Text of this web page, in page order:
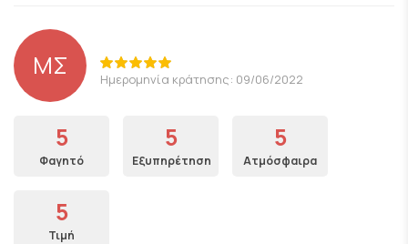
ΜΣ Ημερομηνία κράτησης: 09/06/2022
5
Φαγητό
5
Εξυπηρέτηση
5
Ατμόσφαιρα
5
Τιμή